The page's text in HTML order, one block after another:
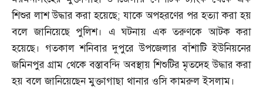
শিশুর লাশ উদ্ধার করা হয়েছে;যাকে অপহরণের পর হত্যা করা হয়
বলে জানিয়েছে পুলিশ। এ ঘটনায় এক তরুণকে আটক করা
হয়েছে। গতকাল শনিবার দুপুরে উপজেলার বাঁশাটি ইউনিয়নের
জমিনপুর গ্রাম থেকে বস্তাবন্দি অবস্থায় শিশুটির মৃতদেহ উদ্ধার করা
হয় বলে জানিয়েছেন মুক্তাগাছা থানার ওসি কামরুল ইসলাম।